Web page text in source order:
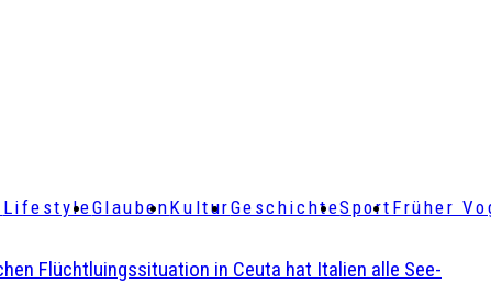
LifestyleGlaubenKulturGeschichteSport Früher
Flüchtluingssituation in Ceuta hat Italien alle See-